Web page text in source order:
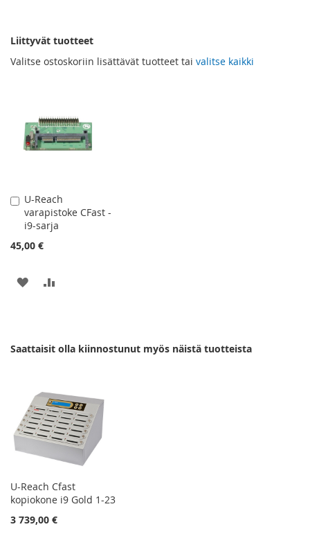
Liittyvät tuotteet
Valitse ostoskoriin lisättävät tuotteet tai valitse kaikki
U-Reach
varapistoke CFast -
i9-sarja
45,00 €
Lisää
ostoskoriin
LISÄÄ
Saattaisit olla kiinnostunut myös näistä tuotteista
U-Reach Cfast
kopiokone i9 Gold 1-23
3 739,00 €